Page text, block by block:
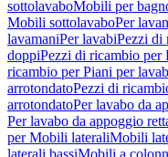
sottolavaboMobili per
Mobili sottolavaboPer
lavamaniPer lavabiPezzi di
doppiPezzi di ricambio per
ricambio per Piani per
arrotondatoPezzi di
arrotondatoPer lavabo da
Per lavabo da appoggio
per Mobili lateraliMobili
laterali bassiMobili a